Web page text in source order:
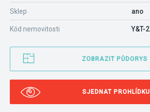
Sklep ano
Kód nemovitosti Y&T-
ZOBRAZIT PŮDORYS
SJEDNAT PROHLÍDKU